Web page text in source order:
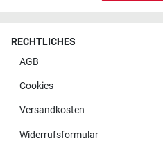
RECHTLICHES
AGB
Cookies
Versandkosten
Widerrufsformular